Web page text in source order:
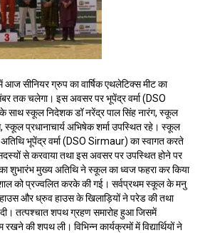
आज सीनियर ग्रुप का वार्षिक एथलेटिक्स मीट का
तक चलेगा। इस अवसर पर भूपेंद्र वर्मा (DSO
स्कूल निदेशक डॉ नरेंद्र पाल सिंह नारंग, स्कूल
स्कूल प्रधानाचार्य अभिषेक शर्मा उपस्थित रहे। स्कूल
अतिथि भूपेंद्र वर्मा (DSO Sirmaur) का स्वागत करते
से करवाया तथा इस अवसर पर उपस्थित होने पर
शुभारंभ मुख्य अतिथि ने स्कूल का ध्वज फहरा कर किया
को प्रज्वलित करके की गई। सर्वप्रथम स्कूल के मनु
और ध्रुव हाउस के खिलाड़ियों ने परेड की तथा
तत्पश्चात शपथ ग्रहण समारोह हुआ जिसमें
की शपथ ली। विभिन्न कार्यक्रमों में विद्यार्थियों ने